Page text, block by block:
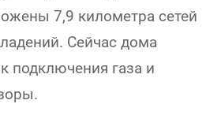
7,9 километра сетей
Сейчас дома
подключения газа и